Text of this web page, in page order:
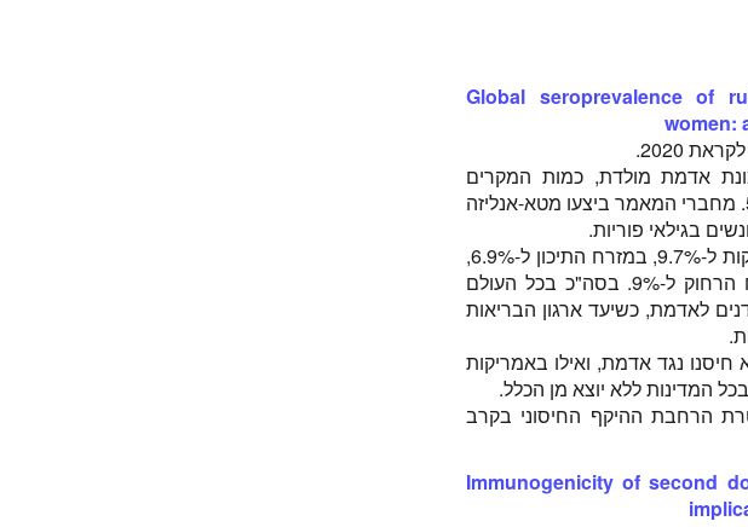
Global seroprevalence of
women:
אדמת מולדת, כמות המקרים
האמיתית יכולה לעלות על הנתונים הרשמיים פי 10 עד 50. מחברי המאמר ביצעו מטא-אנליזה
באפריקה ל-10.7% מהנשים אין נוגדנים לאדמת. באמריקות ל-9.7%, במזרח התיכון ל-6.9%,
באירופה ל-7.6%, בדרום-מזרח אסיה ל-19.4% ובמזרח הרחוק ל-9%. בסה"כ בכל העולם
אין נוגדנים לאדמת, כשיעד ארגון הבריאות
אפריקאית לא חיסנו נגד אדמת, ואילו באמריקות
מיליארד דולר למטרת הרחבת ההיקף החיסוני בקרב
Immunogenicity of second